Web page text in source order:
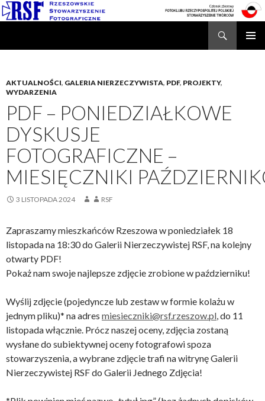
AKTUALNOŚCI, GALERIA NIERZECZYWISTA, PDF, PROJEKTY,
WYDARZENIA
PDF – PONIEDZIAŁKOWE
DYSKUSJE
FOTOGRAFICZNE –
MIESIĘCZNIKI
3 LISTOPADA 2024 RSF
Zapraszamy mieszkańców Rzeszowa w poniedziałek 18
listopada na 18:30 do Galerii Nierzeczywistej RSF, na kolejny
otwarty PDF!
Pokaż nam swoje najlepsze zdjęcie zrobione w październiku!
Wyślij zdjęcie (pojedyncze lub zestaw w formie kolażu w
jednym pliku)* na adres miesieczniki@rsf.rzeszow.pl , do 11
listopada włącznie. Prócz naszej oceny, zdjęcia zostaną
wysłane do subiektywnej oceny fotografowi spoza
stowarzyszenia, a wybrane zdjęcie trafi na witrynę Galerii
Nierzeczywistej RSF do Galerii Jednego Zdjęcia!